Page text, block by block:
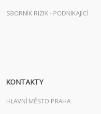
SBORNÍK RIZIK - PODNIKAJÍCÍ
KONTAKTY
HLAVNÍ MĚSTO PRAHA